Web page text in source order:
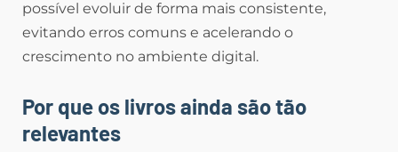
possível evoluir de forma mais consistente,
evitando erros comuns e acelerando o
crescimento no ambiente digital.
Por que os livros ainda são tão
relevantes